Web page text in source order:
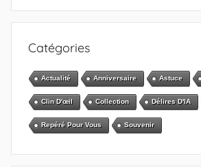
Catégories
Actualité Anniversaire Astuce
Clin D'œil Collection Délires D'IA
Repéré Pour Vous Souvenir